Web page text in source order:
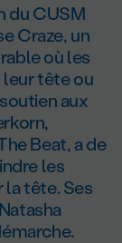
du CUSM
Craze, un
où les
tête ou
aux
Beat, a de
les
la tête. Ses